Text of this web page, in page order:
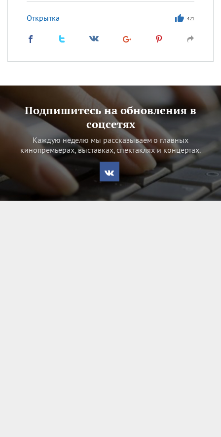
Открытка 421
Подпишитесь на обновления в
соцсетях
Каждую неделю мы рассказываем о главных
кинопремьерах, выставках, спектаклях и концертах.